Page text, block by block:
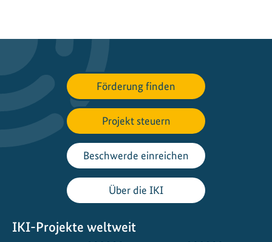
l
L
e
a
d
e
r
s
F
Förderung finden
Projekt steuern
Beschwerde einreichen
Über die IKI
IKI-Projekte weltweit